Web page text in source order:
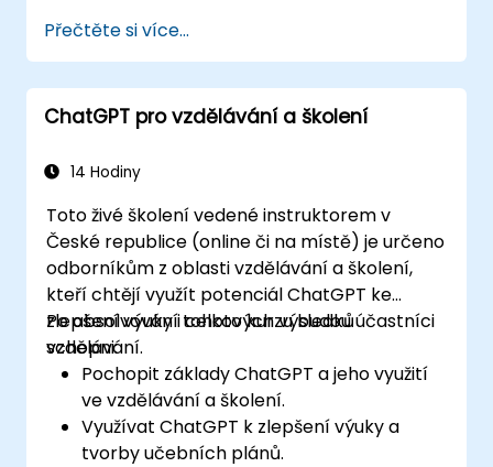
a podpoře procesu rozhodování.
Aplikovat osvědčené postupy při
začleňování ChatGPT do datově-
vědeckých pracovních postupů.
Přečtěte si více...
ChatGPT pro vzdělávání a školení
14 Hodiny
Toto živé školení vedené instruktorem v
České republice (online či na místě) je určeno
odborníkům z oblasti vzdělávání a školení,
kteří chtějí využít potenciál ChatGPT ke
zlepšení výuky i celkových výsledků
vzdělávání.
Po absolvování tohoto kurzu budou účastníci
schopni:
Pochopit základy ChatGPT a jeho využití
ve vzdělávání a školení.
Využívat ChatGPT k zlepšení výuky a
tvorby učebních plánů.